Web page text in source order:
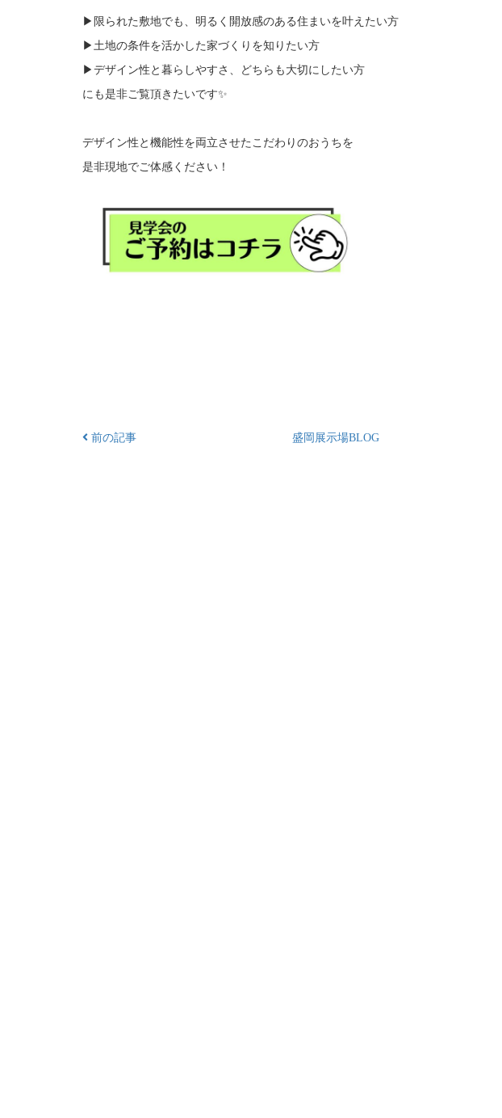
▶限られた敷地でも、明るく開放感のある住まいを叶えたい方
▶土地の条件を活かした家づくりを知りたい方
▶デザイン性と暮らしやすさ、どちらも大切にしたい方
にも是非ご覧頂きたいです✨
デザイン性と機能性を両立させたこだわりのおうちを
是非現地でご体感ください！
前の記事 盛岡展示場BLOG